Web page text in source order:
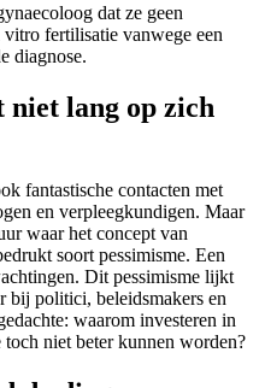
dat ze geen
fertilisatie vanwege een
diagnose.
niet lang op zich
fantastische contacten met
en verpleegkundigen. Maar
waar het concept van
soort pessimisme. Een
Dit pessimisme lijkt
bij politici, beleidsmakers en
waarom investeren in
toch niet beter kunnen worden?